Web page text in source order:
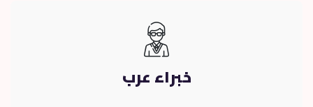
خبراء عرب